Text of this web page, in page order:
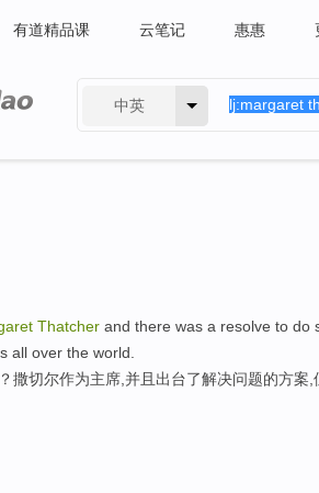
有道精品课 云笔记 惠惠
中英
Thatcher and there was a resolve to do
all over the world.
撒切尔作为主席,并且出台了解决问题的方案